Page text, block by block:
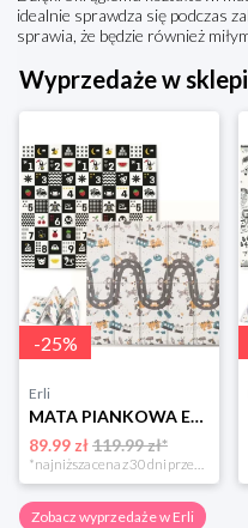
idealnie sprawdza się podczas
sprawia, że będzie również
Wyprzedaże w
-25%
Erli
MATA PIANKOWA EDUKACYJNA SKŁADANA DLA DZIECI DUŻA 180x200 PIANKA XPE NUKIDO
89.99 zł119.99 zł*
*najniższa cena z 30 dni przed obniżką
Zobacz wyprzedaże w Erli